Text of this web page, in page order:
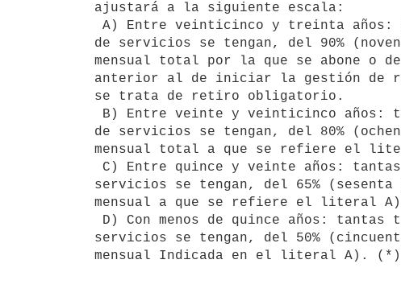
ajustará a la siguiente escala:
de servicios se tengan, del 90%
mensual total por la que se abone o
anterior al de iniciar la gestión de
se trata de retiro obligatorio.
de servicios se tengan, del 80%
mensual total a que se refiere el
servicios se tengan, del 65%
mensual a que se refiere el literal
servicios se tengan, del 50%
mensual Indicada en el literal A). (*)